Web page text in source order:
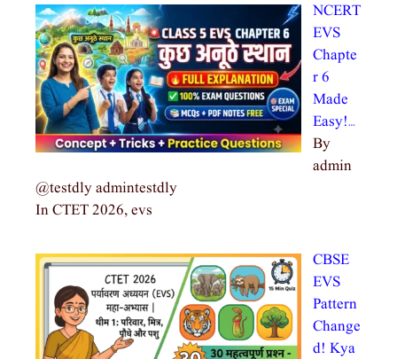
NCERT
EVS
Chapte
r 6
Made
Easy!…
By
admin
@testdly admintestdly
In CTET 2026, evs
CBSE
EVS
Pattern
Change
d! Kya